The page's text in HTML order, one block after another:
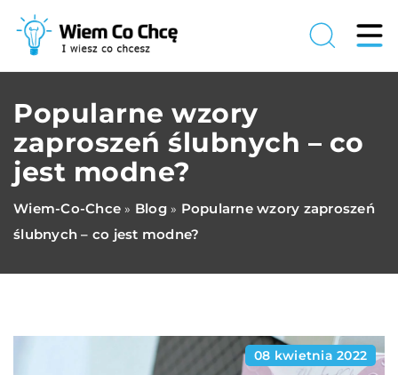
Popularne wzory
zaproszeń ślubnych – co
jest modne?
Wiem-Co-Chce » Blog» Popularne wzory zaproszeń
ślubnych – co jest modne?
08 kwietnia 2022